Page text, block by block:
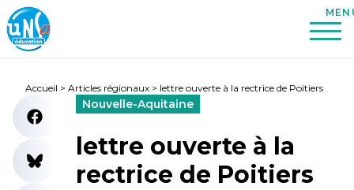
Accueil > Articles régionaux > lettre ouverte à la rectrice de Poitiers
Nouvelle-Aquitaine
lettre ouverte à la
rectrice de Poitiers